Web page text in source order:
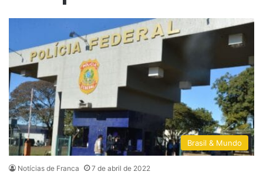
Brasil & Mundo
Notícias de Franca 7 de abril de 2022